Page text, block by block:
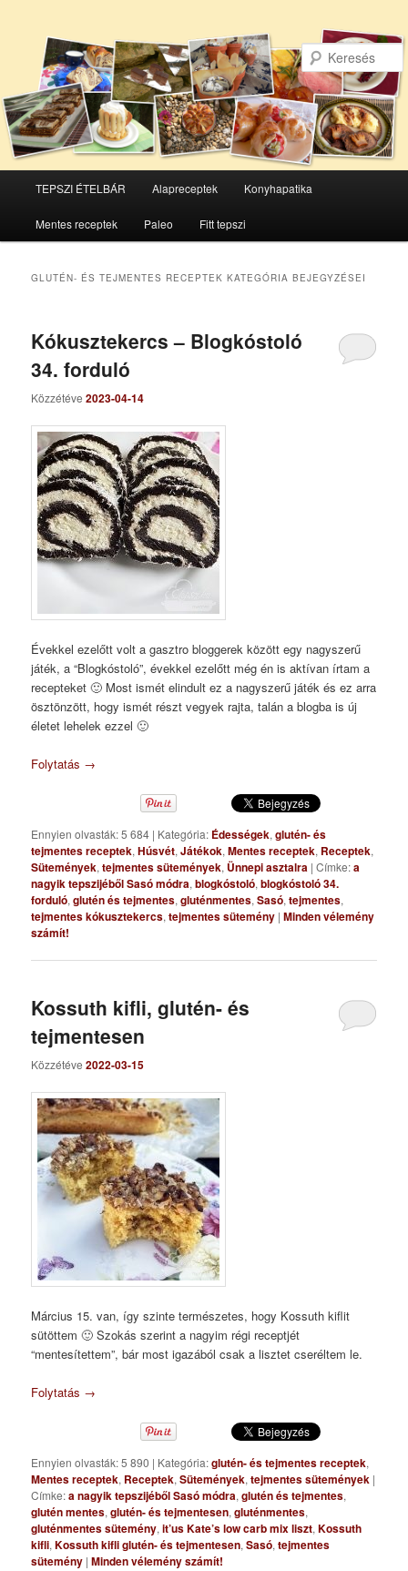
Tovább
az
elsődleges
Tovább
a
másodlagos
TEPSZI ÉTELBÁR Alapreceptek Konyhapatika
Mentes receptek Paleo Fitt tepszi
GLUTÉN- ÉS TEJMENTES RECEPTEK KATEGÓRIA BEJEGYZÉSEI
Kókusztekercs – Blogkóstoló
34. forduló
Közzétéve2023-04-14
Évekkel ezelőtt volt a gasztro bloggerek között egy nagyszerű
játék, a “Blogkóstoló”, évekkel ezelőtt még én is aktívan írtam a
recepteket 🙂 Most ismét elindult ez a nagyszerű játék és ez arra
ösztönzött, hogy ismét részt vegyek rajta, talán a blogba is új
életet lehelek ezzel 🙂
Folytatás →
Ennyien olvasták: 5 684 | Kategória: Édességek,glutén- és
tejmentes receptek,Húsvét,Játékok,Mentes receptek, Receptek,
Sütemények,tejmentes sütemények, Ünnepi asztalra |Címke:a
nagyik tepszijéből Sasó módra,blogkóstoló,blogkóstoló 34.
forduló,glutén és tejmentes,gluténmentes,Sasó,tejmentes,
tejmentes kókusztekercs,tejmentes sütemény |Minden vélemény
számít!
Kossuth kifli, glutén- és
tejmentesen
Közzétéve2022-03-15
Március 15. van, így szinte természetes, hogy Kossuth kiflit
sütöttem 🙂 Szokás szerint a nagyim régi receptjét
“mentesítettem”, bár most igazából csak a lisztet cseréltem le.
Folytatás →
Ennyien olvasták: 5 890 | Kategória:glutén- és tejmentes receptek,
Mentes receptek, Receptek,Sütemények,tejmentes sütemények |
Címke:a nagyik tepszijéből Sasó módra,glutén és tejmentes,
glutén mentes,glutén- és tejmentesen,gluténmentes,
gluténmentes sütemény,it’us Kate’s low carb mix liszt,Kossuth
kifli,Kossuth kifli glutén- és tejmentesen,Sasó,tejmentes
sütemény |Minden vélemény számít!